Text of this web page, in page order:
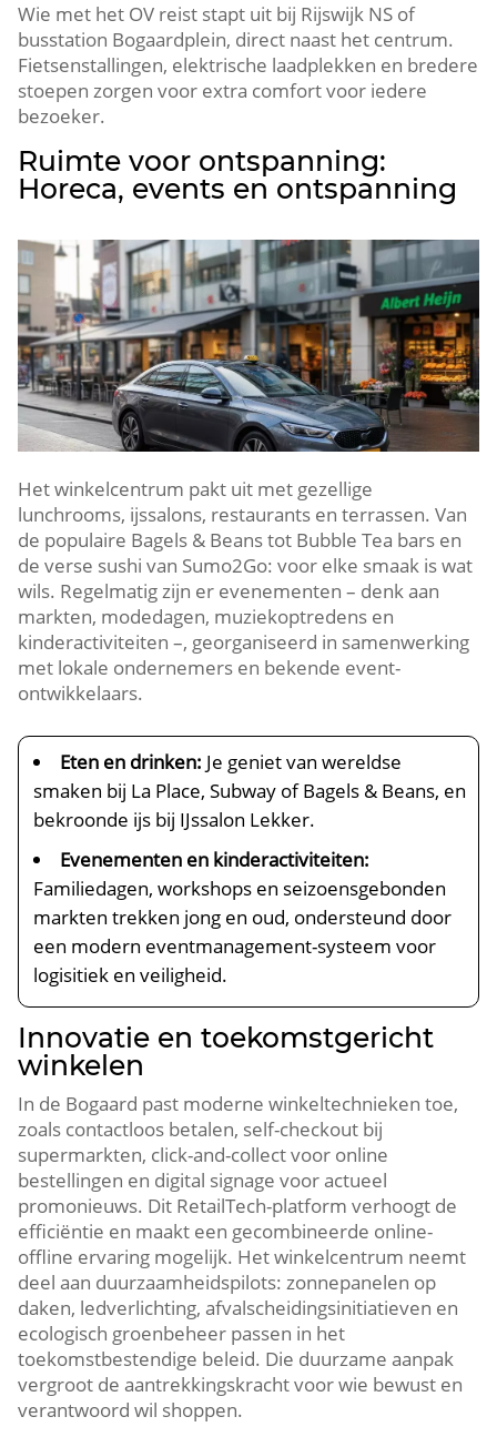
Wie met het OV reist stapt uit bij Rijswijk NS of
busstation Bogaardplein, direct naast het centrum.​
Fietsenstallingen, elektrische laadplekken en bredere
stoepen zorgen voor extra comfort voor iedere
bezoeker.​
Ruimte voor ontspanning:
Horeca, events en ontspanning
Het winkelcentrum pakt uit met gezellige
lunchrooms, ijssalons, restaurants en terrassen.​ Van
de populaire Bagels & Beans tot Bubble Tea bars en
de verse sushi van Sumo2Go: voor elke smaak is wat
wils.​ Regelmatig zijn er evenementen – denk aan
markten, modedagen, muziekoptredens en
kinderactiviteiten –, georganiseerd in samenwerking
met lokale ondernemers en bekende event-
ontwikkelaars.​
Eten en drinken: Je geniet van wereldse
smaken bij La Place, Subway of Bagels & Beans, en
bekroonde ijs bij IJssalon Lekker.​
Evenementen en kinderactiviteiten:
Familiedagen, workshops en seizoensgebonden
markten trekken jong en oud, ondersteund door
een modern eventmanagement-systeem voor
logisitiek en veiligheid.​
Innovatie en toekomstgericht
winkelen
In de Bogaard past moderne winkeltechnieken toe,
zoals contactloos betalen, self-checkout bij
supermarkten, click-and-collect voor online
bestellingen en digital signage voor actueel
promonieuws.​ Dit RetailTech-platform verhoogt de
efficiëntie en maakt een gecombineerde online-
offline ervaring mogelijk.​ Het winkelcentrum neemt
deel aan duurzaamheidspilots: zonnepanelen op
daken, ledverlichting, afvalscheidingsinitiatieven en
ecologisch groenbeheer passen in het
toekomstbestendige beleid.​ Die duurzame aanpak
vergroot de aantrekkingskracht voor wie bewust en
verantwoord wil shoppen.​